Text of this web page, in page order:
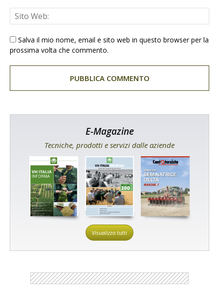
Salva il mio nome, email e sito web in questo browser per la
prossima volta che commento.
E-Magazine
Tecniche, prodotti e servizi dalle aziende
Visualizza tutti